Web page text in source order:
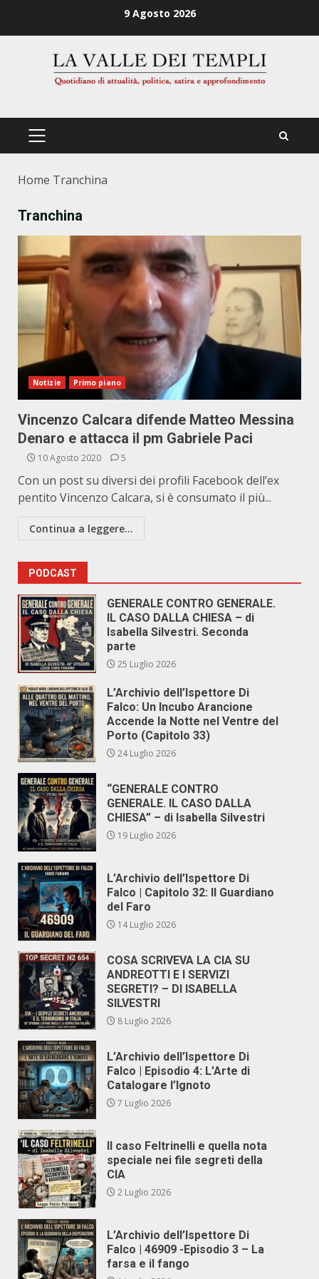
9 Agosto 2026
PRIMÄRES
Home Tranchina
Tranchina
Notizie Primo piano
Vincenzo Calcara difende Matteo Messina
Denaro e attacca il pm Gabriele Paci
10 Agosto 2020 5
Con un post su diversi dei profili Facebook dell’ex
pentito Vincenzo Calcara, si è consumato il più...
Continua a leggere...
PODCAST
GENERALE CONTRO GENERALE.
IL CASO DALLA CHIESA – di
Isabella Silvestri. Seconda
parte
25 Luglio 2026
L’Archivio dell’Ispettore Di
Falco: Un Incubo Arancione
Accende la Notte nel Ventre del
Porto (Capitolo 33)
24 Luglio 2026
“GENERALE CONTRO
GENERALE. IL CASO DALLA
CHIESA” – di Isabella Silvestri
19 Luglio 2026
L’Archivio dell’Ispettore Di
Falco | Capitolo 32: Il Guardiano
del Faro
14 Luglio 2026
COSA SCRIVEVA LA CIA SU
ANDREOTTI E I SERVIZI
SEGRETI? – DI ISABELLA
SILVESTRI
8 Luglio 2026
L’Archivio dell’Ispettore Di
Falco | Episodio 4: L’Arte di
Catalogare l’Ignoto
7 Luglio 2026
Il caso Feltrinelli e quella nota
speciale nei file segreti della
CIA
2 Luglio 2026
L’Archivio dell’Ispettore Di
Falco | 46909 -Episodio 3 – La
farsa e il fango